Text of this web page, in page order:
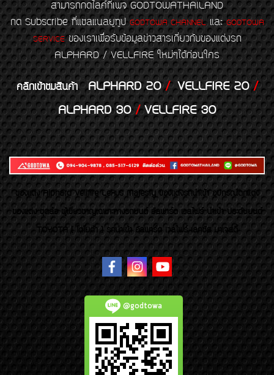
สามารถกดไลค์ที่เพจ GODTOWATHAILAND
กด Subscribe ที่แชลแนลยูทูป GODTOWA CHANNELและGODTOWA
SERVICEของเราเพื่อรับข้อมูลข่าวสารเกี่ยวกับของแต่งรถ
ALPHARD / VELLFIRE ใหม่ๆได้ก่อนใคร
คลิกเข้าชมสินค้า ALPHARD 20/VELLFIRE 20/
ALPHARD 30/VELLFIRE 30
ของเเต่ง Alphard Vellfire Lexus Majesty ของเเต่งรถนำเข้า อุปกรณ์ตกแต่ง
ของแต่ง ชุดล้อ ผู้เชี่ยวชาญเฉพาะทางรถยนต์ อัลพาร์ด เวลไฟร์ นำเข้า ประดับยนต์
TOYOTA ( โตโยต้า ) รถนำเข้า อัลพาร์ด เวลไฟร์ เลกซัส มาเจสตี้
@godtowa